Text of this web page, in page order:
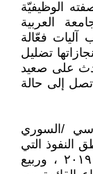
الوظيفيّة
العربية
آليات فعّالة
وكان اهمّ إنجازاتها تضليل
على صعيد
تصل إلى حالة
/السوري
النفوذ التي
رسمتها توافقات روسيا وتركيا في نهاية ٢٠١٩ ، وربيع